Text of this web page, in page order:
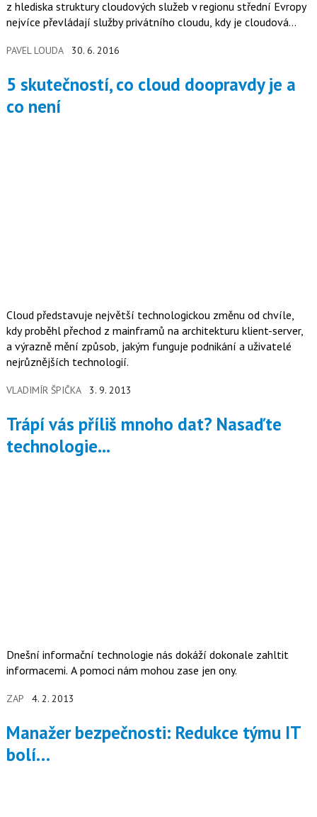
z hlediska struktury cloudových služeb v regionu střední Evropy
nejvíce převládají služby privátního cloudu, kdy je cloudová…
PAVEL LOUDA 30. 6. 2016
5 skutečností, co cloud doopravdy je a
co není
Cloud představuje největší technologickou změnu od chvíle,
kdy proběhl přechod z mainframů na architekturu klient-server,
a výrazně mění způsob, jakým funguje podnikání a uživatelé
nejrůznějších technologií.
VLADIMÍR ŠPIČKA 3. 9. 2013
Trápí vás příliš mnoho dat? Nasaďte
technologie...
Dnešní informační technologie nás dokáží dokonale zahltit
informacemi. A pomoci nám mohou zase jen ony.
ZAP 4. 2. 2013
Manažer bezpečnosti: Redukce týmu IT
bolí…